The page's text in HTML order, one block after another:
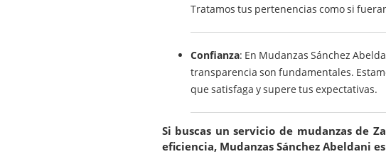
Tratamos tus pertenencias como si
Confianza: En Mudanzas Sánchez
transparencia son fundamentales.
que satisfaga y supere tus expectativas.
Si buscas un servicio de mudanzas de
eficiencia, Mudanzas Sánchez Abeldani